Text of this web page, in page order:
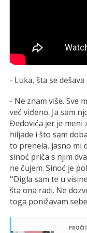
- Luka, šta se
- Ne znam više. Sve
već viđeno. Ja sam
Đedovića jer je meni
hiljade i što sam
to prenela, jasno mi
sinoć priča s njim
ne čujem. Sinoć je
''Digla sam te u
šta ona radi. Ne
toga ponižavam